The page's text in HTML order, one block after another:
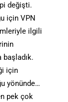
değişti.
için VPN
ilgili
başladık.
için
yönünde…
pek çok